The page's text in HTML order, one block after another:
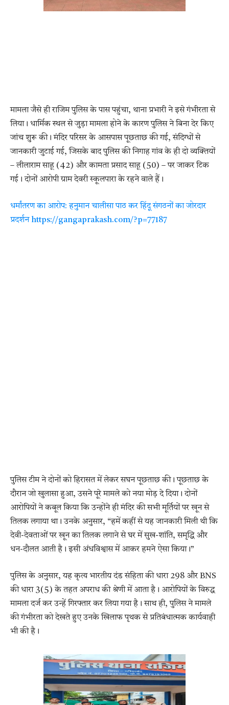
मामला जैसे ही राजिम पुलिस के पास पहुंचा, थाना प्रभारी ने इसे गंभीरता से
लिया। धार्मिक स्थल से जुड़ा मामला होने के कारण पुलिस ने बिना देर किए
जांच शुरू की। मंदिर परिसर के आसपास पूछताछ की गई, संदिग्धों से
जानकारी जुटाई गई, जिसके बाद पुलिस की निगाह गांव के ही दो व्यक्तियों
– लीलाराम साहू (42) और कामता प्रसाद साहू (50) – पर जाकर टिक
गई। दोनों आरोपी ग्राम देवरी स्कूलपारा के रहने वाले हैं।
धर्मांतरण का आरोप: हनुमान चालीसा पाठ कर हिंदू संगठनों का जोरदार
प्रदर्शन https://gangaprakash.com/?p=77187
पुलिस टीम ने दोनों को हिरासत में लेकर सघन पूछताछ की। पूछताछ के
दौरान जो खुलासा हुआ, उसने पूरे मामले को नया मोड़ दे दिया। दोनों
आरोपियों ने कबूल किया कि उन्होंने ही मंदिर की सभी मूर्तियों पर खून से
तिलक लगाया था। उनके अनुसार, “हमें कहीं से यह जानकारी मिली थी कि
देवी-देवताओं पर खून का तिलक लगाने से घर में सुख-शांति, समृद्धि और
धन-दौलत आती है। इसी अंधविश्वास में आकर हमने ऐसा किया।”
पुलिस के अनुसार, यह कृत्य भारतीय दंड संहिता की धारा 298 और BNS
की धारा 3(5) के तहत अपराध की श्रेणी में आता है। आरोपियों के विरुद्ध
मामला दर्ज कर उन्हें गिरफ्तार कर लिया गया है। साथ ही, पुलिस ने मामले
की गंभीरता को देखते हुए उनके खिलाफ पृथक से प्रतिबंधात्मक कार्यवाही
भी की है।